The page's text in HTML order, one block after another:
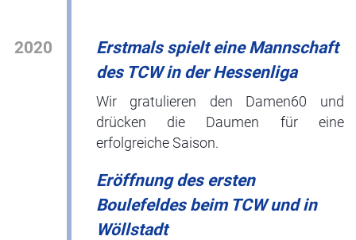
2020
Erstmals spielt eine Mannschaft
des TCW in der Hessenliga
Wir gratulieren den Damen60 und
drücken die Daumen für eine
erfolgreiche Saison.
Eröffnung des ersten
Boulefeldes beim TCW und in
Wöllstadt